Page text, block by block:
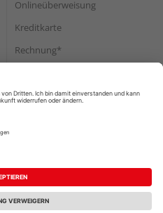
Onlineüberweisung
Kreditkarte
Rechnung*
Versand
Widerruf
Datenschutz
Vertrag widerrufen